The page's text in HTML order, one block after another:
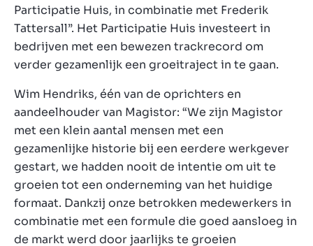
Participatie Huis, in combinatie met Frederik
Tattersall”. Het Participatie Huis investeert in
bedrijven met een bewezen trackrecord om
verder gezamenlijk een groeitraject in te gaan.
Wim Hendriks, één van de oprichters en
aandeelhouder van Magistor: “We zijn Magistor
met een klein aantal mensen met een
gezamenlijke historie bij een eerdere werkgever
gestart, we hadden nooit de intentie om uit te
groeien tot een onderneming van het huidige
formaat. Dankzij onze betrokken medewerkers in
combinatie met een formule die goed aansloeg in
de markt werd door jaarlijks te groeien